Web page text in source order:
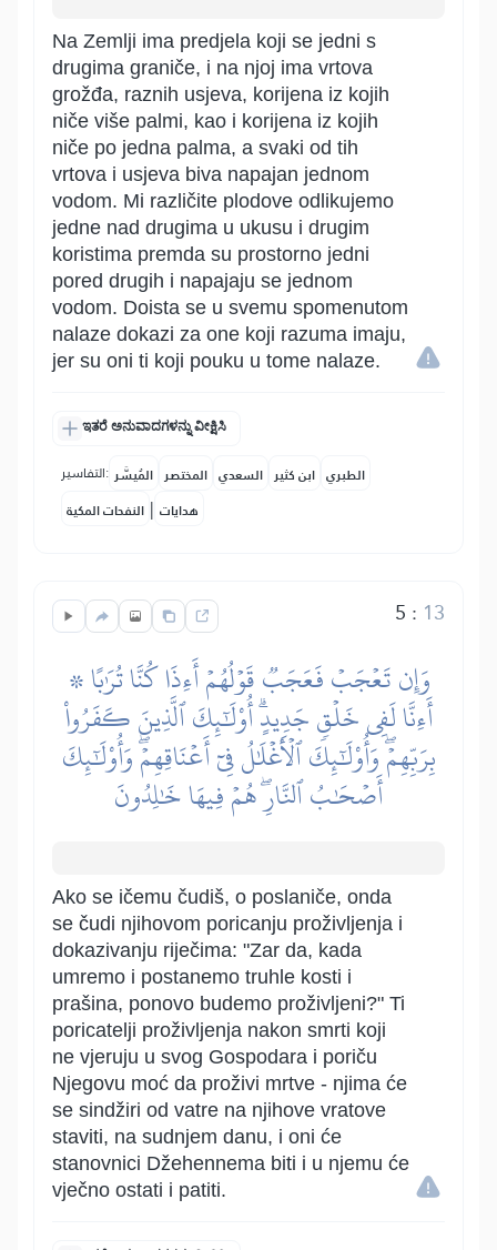
Na Zemlji ima predjela koji se jedni s
drugima graniče, i na njoj ima vrtova
grožđa, raznih usjeva, korijena iz kojih
niče više palmi, kao i korijena iz kojih
niče po jedna palma, a svaki od tih
vrtova i usjeva biva napajan jednom
vodom. Mi različite plodove odlikujemo
jedne nad drugima u ukusu i drugim
koristima premda su prostorno jedni
pored drugih i napajaju se jednom
vodom. Doista se u svemu spomenutom
nalaze dokazi za one koji razuma imaju,
jer su oni ti koji pouku u tome nalaze.
ಇತರೆ ಅನುವಾದಗಳನ್ನು ವೀಕ್ಷಿಸಿ
التفاسير: المُيسَّر المختصر السعدي ابن كثير الطبري
النفحات المكية | هدايات
5 : 13
۞ وَإِن تَعۡجَبۡ فَعَجَبٞ قَوۡلُهُمۡ أَءِذَا كُنَّا تُرَٰبًا
أَءِنَّا لَفِي خَلۡقٖ جَدِيدٍۗ أُوْلَٰٓئِكَ ٱلَّذِينَ كَفَرُواْ
بِرَبِّهِمۡۖ وَأُوْلَٰٓئِكَ ٱلۡأَغۡلَٰلُ فِيٓ أَعۡنَاقِهِمۡۖ وَأُوْلَٰٓئِكَ
أَصۡحَٰبُ ٱلنَّارِۖ هُمۡ فِيهَا خَٰلِدُونَ
Ako se ičemu čudiš, o poslaniče, onda
se čudi njihovom poricanju proživljenja i
dokazivanju riječima: "Zar da, kada
umremo i postanemo truhle kosti i
prašina, ponovo budemo proživljeni?" Ti
poricatelji proživljenja nakon smrti koji
ne vjeruju u svog Gospodara i poriču
Njegovu moć da proživi mrtve - njima će
se sindžiri od vatre na njihove vratove
staviti, na sudnjem danu, i oni će
stanovnici Džehennema biti i u njemu će
vječno ostati i patiti.